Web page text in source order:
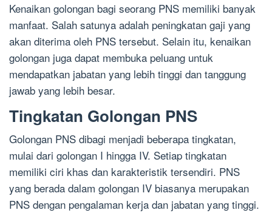
Kenaikan golongan bagi seorang PNS memiliki banyak
manfaat. Salah satunya adalah peningkatan gaji yang
akan diterima oleh PNS tersebut. Selain itu, kenaikan
golongan juga dapat membuka peluang untuk
mendapatkan jabatan yang lebih tinggi dan tanggung
jawab yang lebih besar.
Tingkatan Golongan PNS
Golongan PNS dibagi menjadi beberapa tingkatan,
mulai dari golongan I hingga IV. Setiap tingkatan
memiliki ciri khas dan karakteristik tersendiri. PNS
yang berada dalam golongan IV biasanya merupakan
PNS dengan pengalaman kerja dan jabatan yang tinggi.